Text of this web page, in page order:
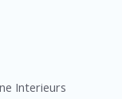
Interieurs